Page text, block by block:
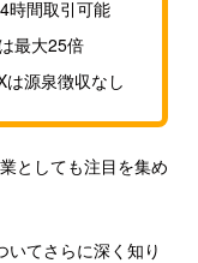
時間取引可能
最大25倍
源泉徴収なし
としても注目を集め
いてさらに深く知り